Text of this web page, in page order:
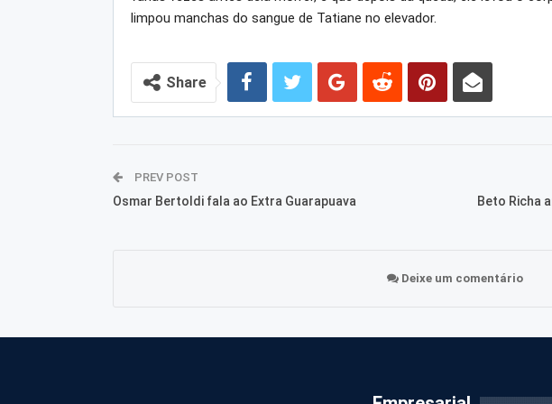
limpou manchas do sangue de Tatiane no elevador.
Share
PREV POST
Osmar Bertoldi fala ao Extra Guarapuava
Beto Richa
Deixe um comentário